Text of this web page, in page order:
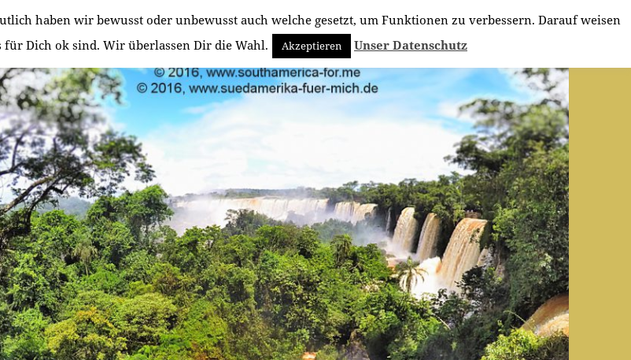
haben wir bewusst oder unbewusst auch welche gesetzt, um Funktionen zu verbessern. Darauf weisen
Dich ok sind. Wir überlassen Dir die Wahl.
Akzeptieren Unser Datenschutz